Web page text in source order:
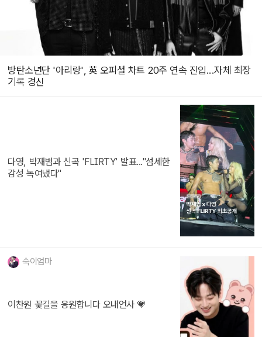
방탄소년단 '아리랑', 英 오피셜 차트 20주 연속 진입...자체 최장
기록 경신
다영, 박재범과 신곡 'FLIRTY' 발표..."섬세한
감성 녹여냈다"
숙이엄마
이찬원 꽃길을 응원합니다 오내언사 💗